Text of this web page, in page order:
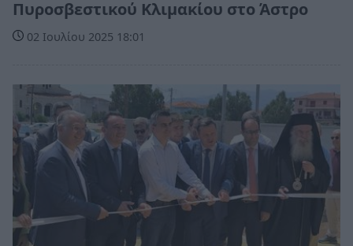
Πυροσβεστικού Κλιμακίου στο Άστρο
02 Ιουλίου 2025 18:01